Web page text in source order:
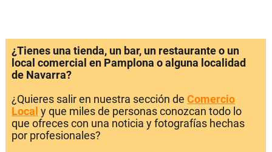
¿Tienes una tienda, un bar, un restaurante o un
local comercial en Pamplona o alguna localidad
de Navarra?
¿Quieres salir en nuestra sección de Comercio
Local y que miles de personas conozcan todo lo
que ofreces con una noticia y fotografías hechas
por profesionales?